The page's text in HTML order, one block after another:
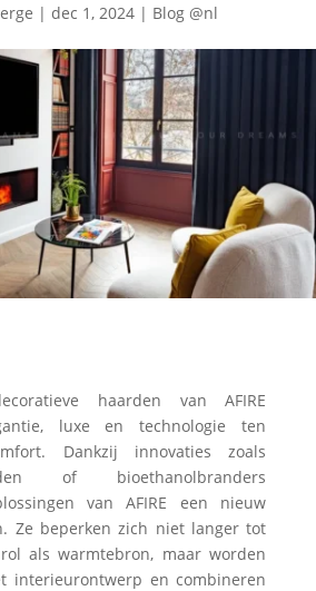
| dec 1, 2024| Blog @nl
haarden van AFIRE
luxe en technologie ten
Dankzij innovaties zoals
of bioethanolbranders
van AFIRE een nieuw
Ze beperken zich niet langer tot
als warmtebron, maar worden
interieurontwerp en combineren